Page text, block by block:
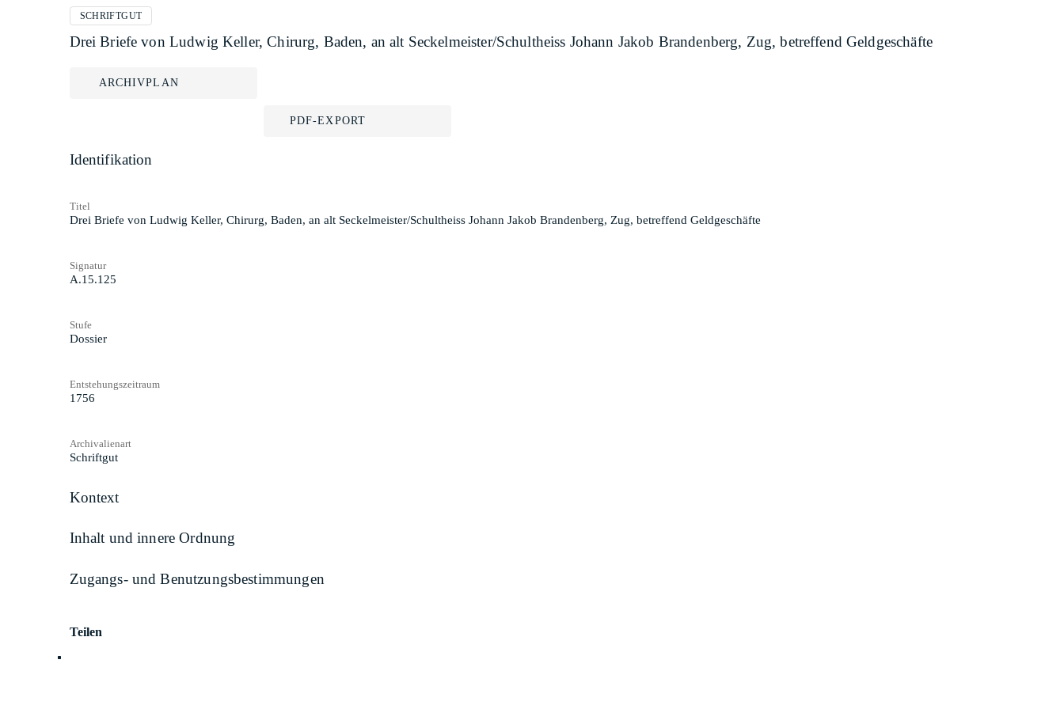
SCHRIFTGUT
Drei Briefe von Ludwig Keller, Chirurg, Baden, an alt Seckelmeister/Schultheiss Johann Jakob Brandenberg, Zug, betreffend Geldgeschäfte
ARCHIVPLAN
PDF-EXPORT
Identifikation
Titel
Drei Briefe von Ludwig Keller, Chirurg, Baden, an alt Seckelmeister/Schultheiss Johann Jakob Brandenberg, Zug, betreffend Geldgeschäfte
Signatur
A.15.125
Stufe
Dossier
Entstehungszeitraum
1756
Archivalienart
Schriftgut
Kontext
Inhalt und innere Ordnung
Zugangs- und Benutzungsbestimmungen
Teilen